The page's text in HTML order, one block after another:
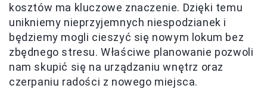
kosztów ma kluczowe znaczenie. Dzięki temu
unikniemy nieprzyjemnych niespodzianek i
będziemy mogli cieszyć się nowym lokum bez
zbędnego stresu. Właściwe planowanie pozwoli
nam skupić się na urządzaniu wnętrz oraz
czerpaniu radości z nowego miejsca.